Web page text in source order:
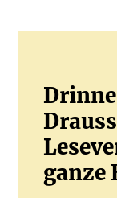
ganze